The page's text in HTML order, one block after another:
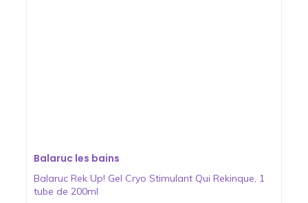
Balaruc les bains
Balaruc Rek Up! Gel Cryo Stimulant Qui Rekinque, 1
tube de 200ml